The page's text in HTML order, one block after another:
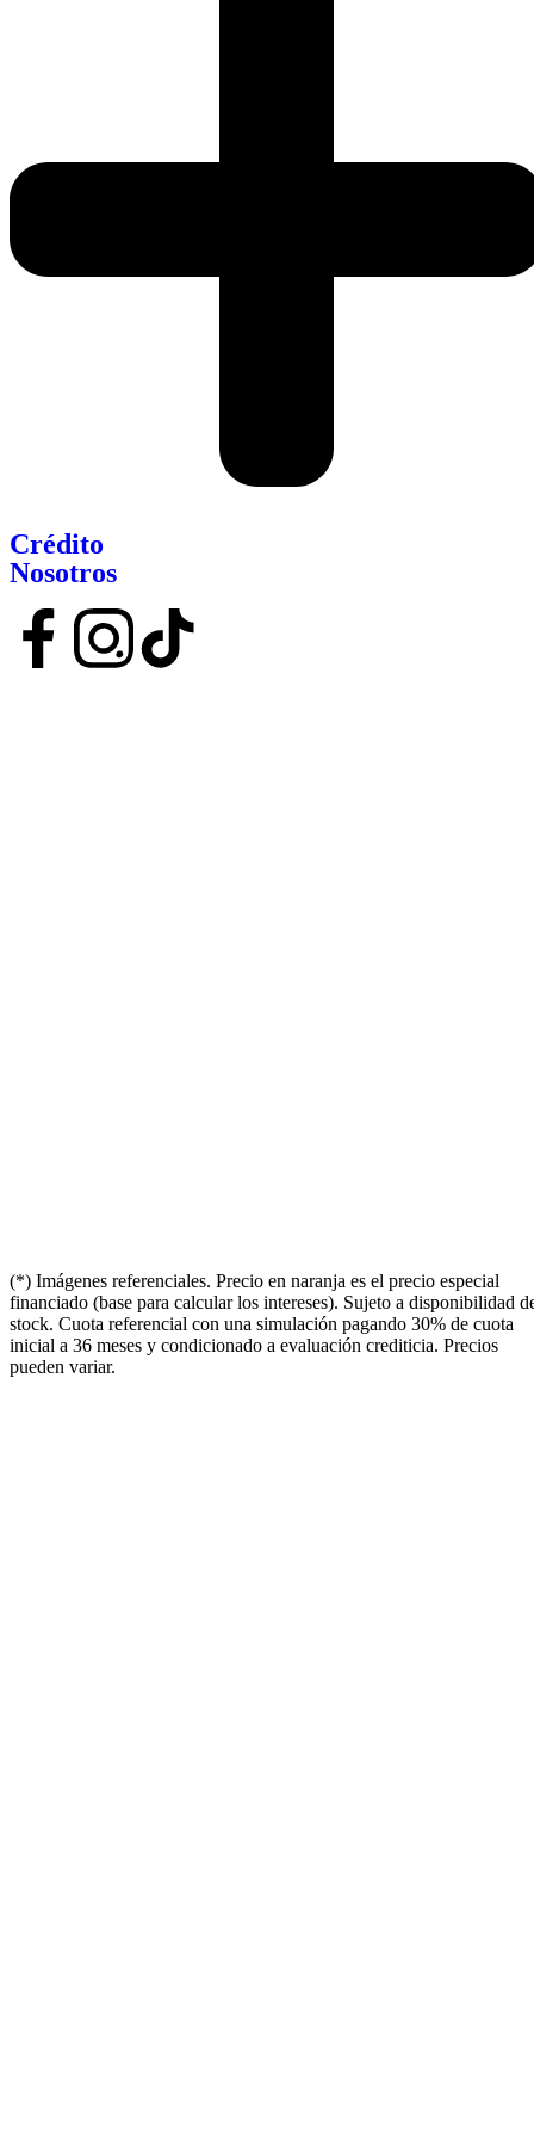
Crédito
Nosotros
(*) Imágenes referenciales. Precio en naranja es el precio especial
financiado (base para calcular los intereses). Sujeto a disponibilidad
stock. Cuota referencial con una simulación pagando 30% de cuota
inicial a 36 meses y condicionado a evaluación crediticia. Precios
pueden variar.